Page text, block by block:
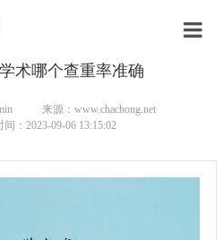
术哪个查重率准确
来源：www.chachong.net
间：2023-09-06 13:15:02